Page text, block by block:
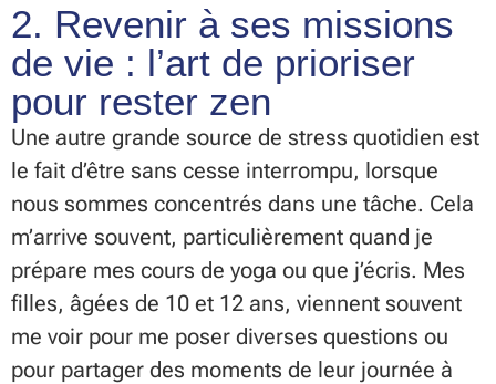
2. Revenir à ses missions
de vie : l’art de prioriser
pour rester zen
Une autre grande source de stress quotidien est
le fait d’être sans cesse interrompu, lorsque
nous sommes concentrés dans une tâche. Cela
m’arrive souvent, particulièrement quand je
prépare mes cours de yoga ou que j’écris. Mes
filles, âgées de 10 et 12 ans, viennent souvent
me voir pour me poser diverses questions ou
pour partager des moments de leur journée à